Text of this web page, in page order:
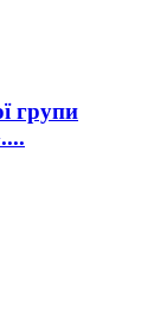
групи